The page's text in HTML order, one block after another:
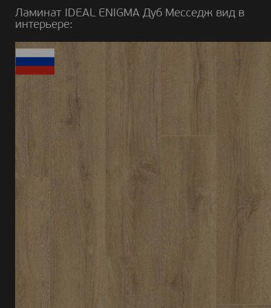
Ламинат IDEAL ENIGMA Дуб Месседж вид в
интерьере: